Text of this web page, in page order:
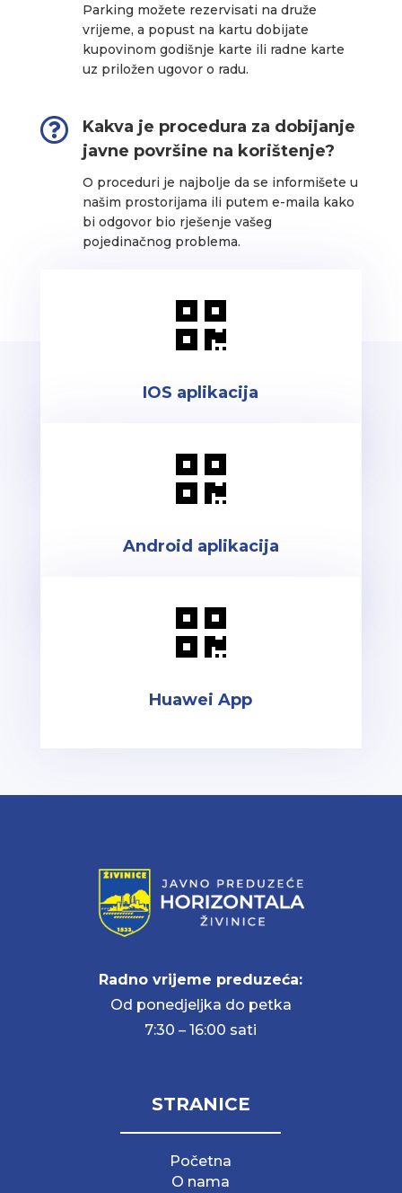
Parking možete rezervisati na druže
vrijeme, a popust na kartu dobijate
kupovinom godišnje karte ili radne karte
uz priložen ugovor o radu.

Kakva je procedura za dobijanje
javne površine na korištenje?
O proceduri je najbolje da se informišete u
našim prostorijama ili putem e-maila kako
bi odgovor bio rješenje vašeg
pojedinačnog problema.

IOS aplikacija

Android aplikacija

Huawei App
Radno vrijeme preduzeća:
Od ponedjeljka do petka
7:30 – 16:00 sati
STRANICE
Početna
O nama